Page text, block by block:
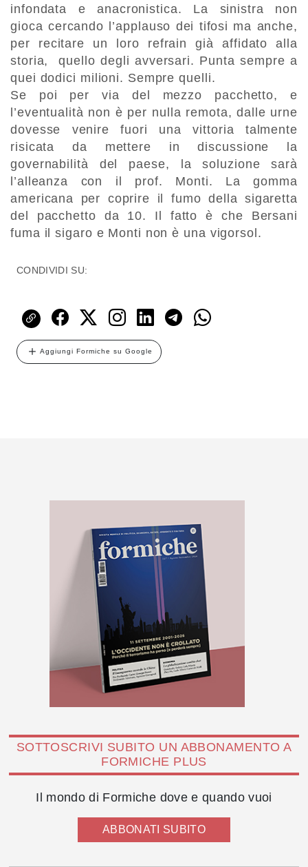
infondata e anacronistica. La sinistra non
gioca cercando l’applauso dei tifosi ma anche,
per recitare un loro refrain già affidato alla
storia, quello degli avversari. Punta sempre a
quei dodici milioni. Sempre quelli.
Se poi per via del mezzo pacchetto, e
l’eventualità non è per nulla remota, dalle urne
dovesse venire fuori una vittoria talmente
risicata da mettere in discussione la
governabilità del paese, la soluzione sarà
l’alleanza con il prof. Monti. La gomma
americana per coprire il fumo della sigaretta
del pacchetto da 10. Il fatto è che Bersani
fuma il sigaro e Monti non è una vigorsol.
CONDIVIDI SU:
Aggiungi Formiche su Google
SOTTOSCRIVI SUBITO UN ABBONAMENTO A
FORMICHE PLUS
Il mondo di Formiche dove e quando vuoi
ABBONATI SUBITO